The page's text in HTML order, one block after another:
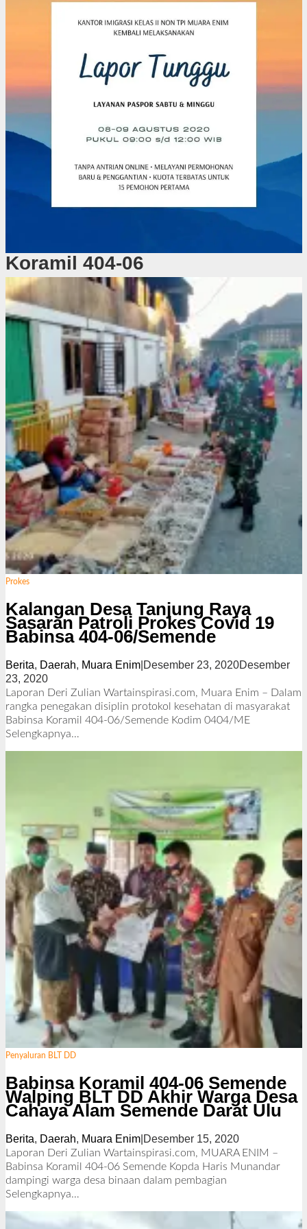
Koramil 404-06
Prokes
Kalangan Desa Tanjung Raya
Sasaran Patroli Prokes Covid 19
Babinsa 404-06/Semende
Berita, Daerah, Muara Enim| Desember 23, 2020Desember
23, 2020o
l
e
h
R
Laporan Deri Zulian Wartainspirasi.com, Muara Enim – Dalam
rangka penegakan disiplin protokol kesehatan di masyarakat
Babinsa Koramil 404-06/Semende Kodim 0404/ME
Selengkapnya…
Penyaluran BLT DD
Babinsa Koramil 404-06 Semende
Walping BLT DD Akhir Warga Desa
Cahaya Alam Semende Darat Ulu
Berita, Daerah, Muara Enim| Desember 15, 2020o
l
e
Laporan Deri Zulian Wartainspirasi.com, MUARA ENIM –
Babinsa Koramil 404-06 Semende Kopda Haris Munandar
dampingi warga desa binaan dalam pembagian
Selengkapnya…